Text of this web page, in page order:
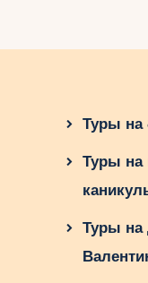
Туры на
Туры на
Туры на